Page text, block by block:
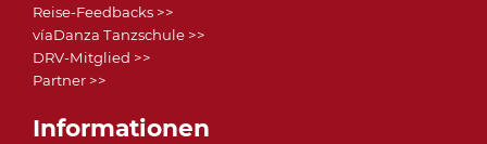
Reise-Feedbacks >>
víaDanza Tanzschule >>
DRV-Mitglied >>
Partner >>
Informationen